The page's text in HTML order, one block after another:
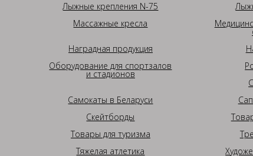
Лыжные крепления N-75
Массажные кресла
Наградная продукция
Оборудование для спортзалов
и стадионов
Самокаты в Беларуси
Скейтборды
Товары для туризма
Тяжелая атлетика